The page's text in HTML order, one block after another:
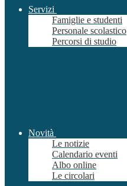
Servizi
Famiglie e studenti
Personale scolastico
Percorsi di studio
Novità
Le notizie
Calendario eventi
Albo online
Le circolari